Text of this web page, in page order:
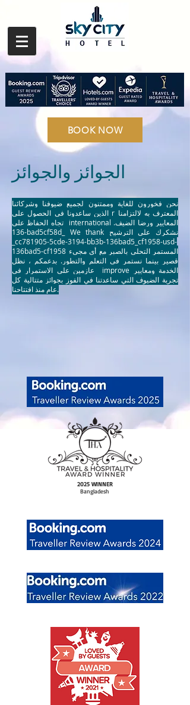
BOOK NOW
الجوائز والجوائز
نحن فخورون للغاية وممتنون لجميع ضيوفنا وشركائنا
الذين ساعدونا في الحصول على r المعترف به لالتزامنا
تجاه الحفاظ على international المعايير ورضا الضيف.
-136bad5cf58d_ We thank نشكرك على الترشيح
_cc781905-5cde-3194-bb3b-136bad5_cf1958-usd-
136bad5-cf1958 المستمر التحلي بالصبر مع أي مجيء
قصير بينما نستمر في التعلم والتطور. بدعمكم ، نظل
عازمين على الاستمرار في improve الخدمة ومعايير
تجربة الضيوف التي ساعدتنا في الفوز بجوائز متتالية كل
عام منذ افتتاحنا.
2025 WINNER
Bangladesh